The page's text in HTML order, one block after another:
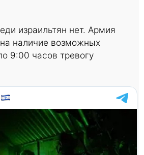
израильтян нет. Армия
наличие возможных
9:00 часов тревогу